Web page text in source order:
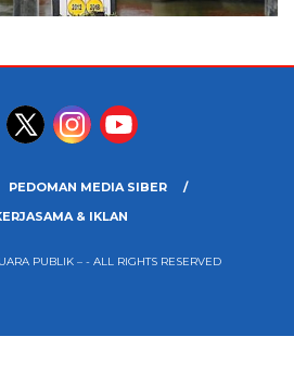
PEDOMAN MEDIA SIBER
& IKLAN
PUBLIK – - ALL RIGHTS RESERVED